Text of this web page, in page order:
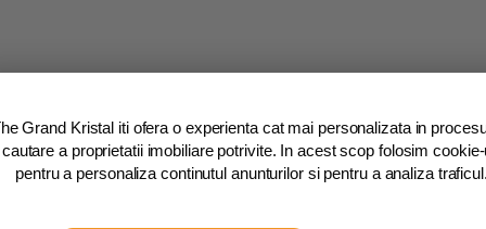
Grand Kristal iti ofera o experienta cat mai personalizata in
cautare a proprietatii imobiliare potrivite. In acest scop folosim
pentru a personaliza continutul anunturilor si pentru a analiza traficul.